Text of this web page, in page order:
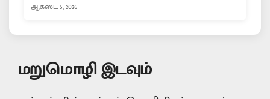
ஆகஸ்ட் 5, 2026
மறுமொழி இடவும்